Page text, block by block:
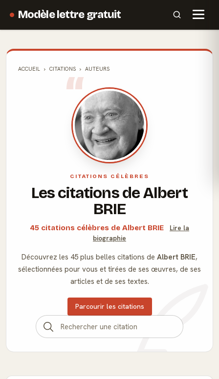
Modèle lettre gratuit
ACCUEIL CITATIONS AUTEURS
CITATIONS CÉLÈBRES
Les citations de Albert
BRIE
45 citations célèbres de Albert BRIE
Lire la
biographie
Découvrez les 45 plus belles citations de Albert BRIE,
sélectionnées pour vous et tirées de ses œuvres, de ses
articles et de ses textes.
Parcourir les citations